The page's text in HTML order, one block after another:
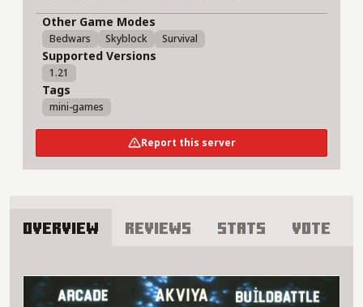
Other Game Modes
Bedwars Skyblock Survival
Supported Versions
1.21
Tags
mini-games
Report this server
Overview Reviews Stats Vote